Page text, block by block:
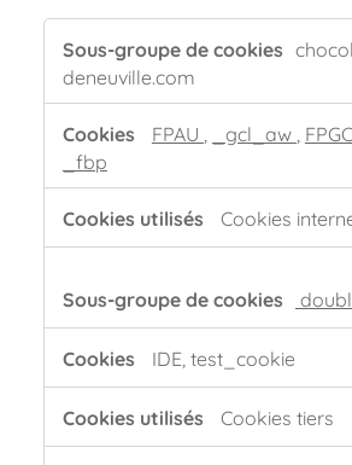
publicitaires
deneuville.com
FPAU _gcl_aw
_fbp
Cookies
IDE, test_cookie
Cookies tiers